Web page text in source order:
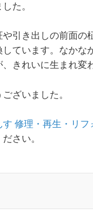
た。
引き出しの前面の
ています。なかな
きれいに生まれ変
ざいました。
す 修理・再生・リフ
さい。